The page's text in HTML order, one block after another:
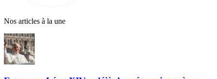
Nos articles à la une